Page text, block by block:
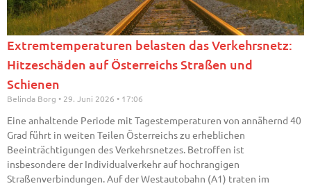
Extremtemperaturen belasten das Verkehrsnetz:
Hitzeschäden auf Österreichs Straßen und
Schienen
Belinda Borg 29. Juni 2026 17:06
Eine anhaltende Periode mit Tagestemperaturen von annähernd 40
Grad führt in weiten Teilen Österreichs zu erheblichen
Beeinträchtigungen des Verkehrsnetzes. Betroffen ist
insbesondere der Individualverkehr auf hochrangigen
Straßenverbindungen. Auf der Westautobahn (A1) traten im